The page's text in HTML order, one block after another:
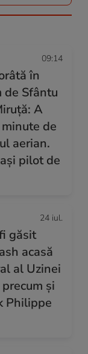
09:14
în
de Sfântu
A
de
aerian.
pilot de
24 iul.
găsit
acasă
al Uzinei
și
Philippe